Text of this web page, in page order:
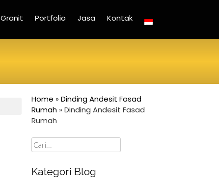
Granit Portfolio Jasa Kontak
Home » Dinding Andesit Fasad
Rumah » Dinding Andesit Fasad
Rumah
Cari
Kategori Blog